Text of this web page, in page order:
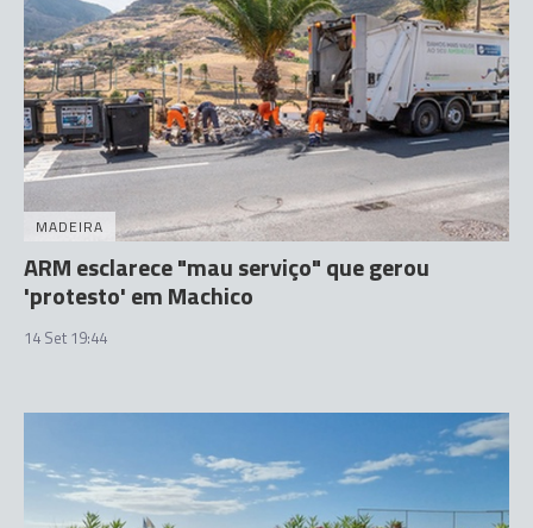
MADEIRA
ARM esclarece "mau serviço" que gerou
'protesto' em Machico
14 Set 19:44